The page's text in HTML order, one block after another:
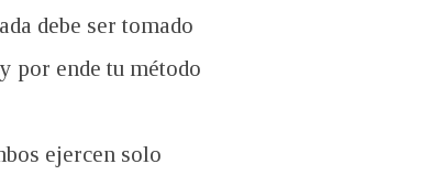
debe ser tomado
por ende tu método
ejercen solo